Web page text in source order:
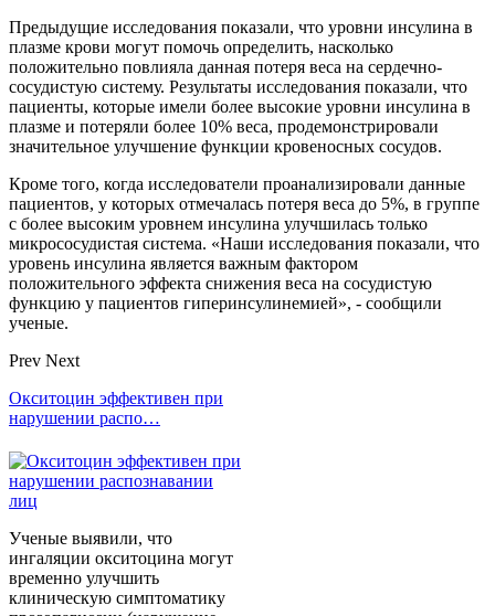
Предыдущие исследования показали, что уровни инсулина в
плазме крови могут помочь определить, насколько
положительно повлияла данная потеря веса на сердечно-
сосудистую систему. Результаты исследования показали, что
пациенты, которые имели более высокие уровни инсулина в
плазме и потеряли более 10% веса, продемонстрировали
значительное улучшение функции кровеносных сосудов.
Кроме того, когда исследователи проанализировали данные
пациентов, у которых отмечалась потеря веса до 5%, в группе
с более высоким уровнем инсулина улучшилась только
микрососудистая система. «Наши исследования показали, что
уровень инсулина является важным фактором
положительного эффекта снижения веса на сосудистую
функцию у пациентов гиперинсулинемией», - сообщили
ученые.
Prev Next
Окситоцин эффективен при
нарушении распо…
Ученые выявили, что
ингаляции окситоцина могут
временно улучшить
клиническую симптоматику